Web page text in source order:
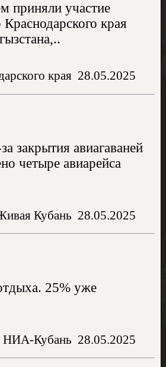
приняли участие
края
края 28.05.2025
закрытия авиагаваней
четыре авиарейса
Кубань 28.05.2025
25% уже
НИА-Кубань 28.05.2025